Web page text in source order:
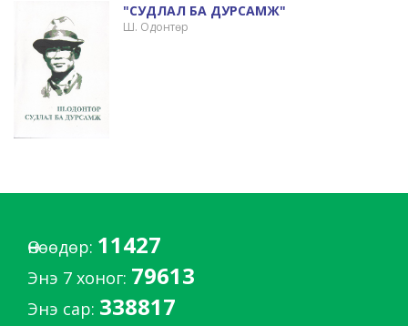
"СУДЛАЛ БА ДУРСАМЖ"
Ш. Одонтөр
Өнөөдөр: 11427
Энэ 7 хоног: 79613
Энэ сар: 338817